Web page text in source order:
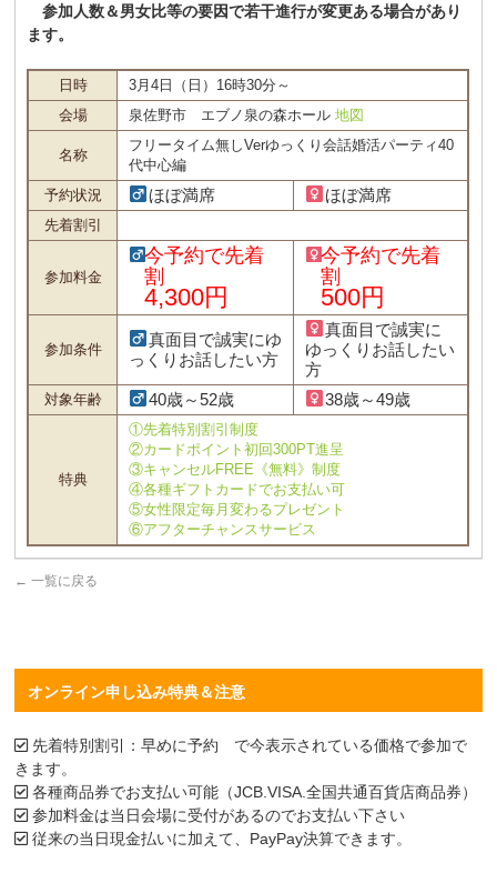
参加人数＆男女比等の要因で若干進行が変更ある場合があり
ます。
日時
3月4日（日）16時30分～
会場
泉佐野市 エブノ泉の森ホール地図
名称
フリータイム無しVerゆっくり会話婚活パーティ40
代中心編
予約状況
ほぼ満席 ほぼ満席
先着割引
参加料金
今予約で先着
割
4,300円
今予約で先着
割
500円
参加条件
真面目で誠実にゆ
っくりお話したい方
真面目で誠実に
ゆっくりお話したい
方
対象年齢 40歳～52歳 38歳～49歳
特典
①先着特別割引制度
②カードポイント初回300PT進呈
③キャンセルFREE《無料》制度
④各種ギフトカードでお支払い可
⑤女性限定毎月変わるプレゼント
⑥アフターチャンスサービス
← 一覧に戻る
オンライン申し込み特典＆注意
先着特別割引：早めに予約 で今表示されている価格で参加で
きます。
各種商品券でお支払い可能（JCB.VISA.全国共通百貨店商品券）
参加料金は当日会場に受付があるのでお支払い下さい
従来の当日現金払いに加えて、PayPay決算できます。